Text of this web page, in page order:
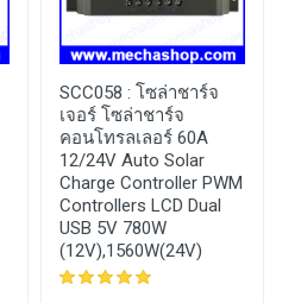
SCC058 : โซล่าชาร์จ
เจอร์ โซล่าชาร์จ
คอนโทรลเลอร์ 60A
12/24V Auto Solar
Charge Controller PWM
Controllers LCD Dual
USB 5V 780W
(12V),1560W(24V)